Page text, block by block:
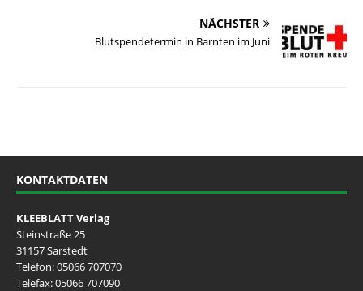
NÄCHSTER
Blutspendetermin in Barnten im Juni
KONTAKTDATEN
KLEEBLATT Verlag
Steinstraße 25
31157 Sarstedt
Telefon:05066 707070
Telefax: 05066 707090